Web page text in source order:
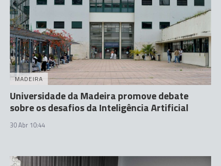
MADEIRA
Universidade da Madeira promove debate
sobre os desafios da Inteligência Artificial
30 Abr 10:44